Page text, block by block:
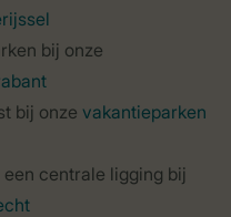
bij onze
bij onze vakantieparken
centrale ligging bij